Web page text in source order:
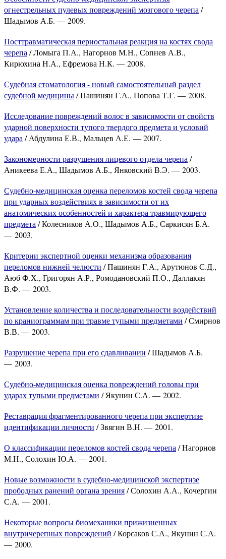
огнестрельных пулевых повреждений мозгового черепа /
Шадымов А.Б. — 2009.
Посттравматическая периостальная реакция на костях свода
черепа / Ломыга П.А., Нагорнов М.Н., Сопнев А.В.,
Кирюхина Н.А., Ефремова Н.К. — 2008.
Судебная стоматология - новый самостоятельный раздел
судебной медицины/ Пашинян Г.А., Попова Т.Г. — 2008.
Исследование повреждений волос в зависимости от свойств
ударной поверхности тупого твердого предмета и условий
удара / Абдулина Е.В., Мальцев А.Е. — 2007.
Закономерности разрушения лицевого отдела черепа /
Аникеева Е.А., Шадымов А.Б., Янковский В.Э. — 2003.
Судебно-медицинская оценка переломов костей свода черепа
при ударных воздействиях в зависимости от их
анатомических особенностей и характера травмирующего
предмета / Колесников А.О., Шадымов А.Б., Саркисян Б.А.
— 2003.
Критерии экспертной оценки механизма образования
переломов нижней челюсти / Пашинян Г.А., Арутюнов С.Д.,
Аюб Ф.Х., Григорян А.Р., Ромодановский П.О., Даллакян
В.Ф. — 2003.
Установление количества и последовательности воздействий
по краниограммам при травме тупыми предметами / Смирнов
В.В. — 2003.
Разрушение черепа при его сдавливании / Шадымов А.Б.
— 2003.
Судебно-медицинская оценка повреждений головы при
ударах тупыми предметами / Якунин С.А. — 2002.
Реставрация фрагментированного черепа при экспертизе
идентификации личности / Звягин В.Н. — 2001.
О классификации переломов костей свода черепа / Нагорнов
М.Н., Солохин Ю.А. — 2001.
Новые возможности в судебно-медицинской экспертизе
прободных ранений органа зрения/ Солохин А.А., Кочергин
С.А. — 2001.
Некоторые вопросы биомеханики прижизненных
внутричерепных повреждений / Корсаков С.А., Якунин С.А.
— 2000.